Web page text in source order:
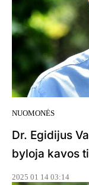
NUOMONĖS
Dr. Egidijus
byloja kavos
2025 01 14 03:14